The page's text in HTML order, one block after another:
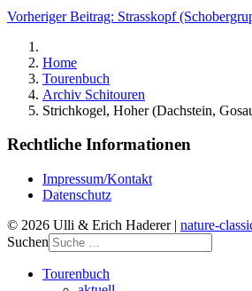
Vorheriger Beitrag: Strasskopf
Home
Tourenbuch
Archiv Schitouren
Strichkogel, Hoher (Dachstein,
Rechtliche Informationen
Impressum/Kontakt
Datenschutz
© 2026 Ulli & Erich Haderer | nature-
Suchen
Tourenbuch